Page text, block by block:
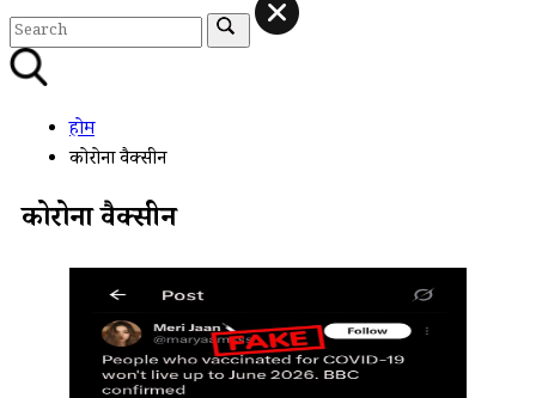
होम
कोरोना वैक्सीन
कोरोना वैक्सीन